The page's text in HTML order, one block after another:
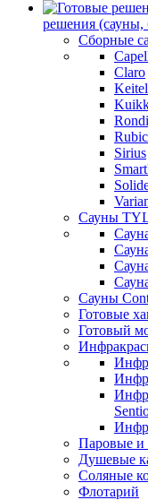
решения
Сборные
Claro
Rubic
Sirius
Сауны
Сауны
Готовые
Готовый
Паровые и
Душевые
Соляные
Флотарий